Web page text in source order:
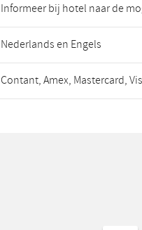
Informeer bij hotel naar de
Nederlands en Engels
Contant, Amex, Mastercard,